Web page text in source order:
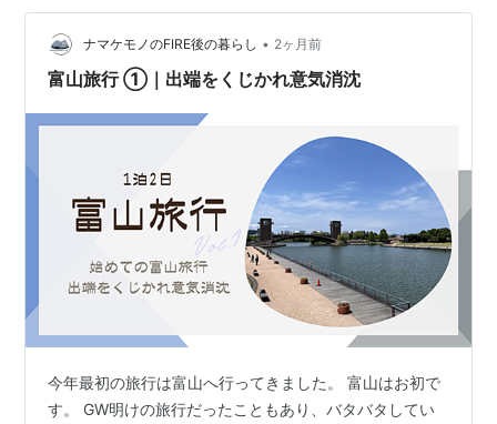
ナマケモノのFIRE後の暮らし • 2ヶ月前
富山旅行 ①｜出端をくじかれ意気消沈
今年最初の旅行は富山へ行ってきました。 富山はお初で
す。 GW明けの旅行だったこともあり、バタバタしてい